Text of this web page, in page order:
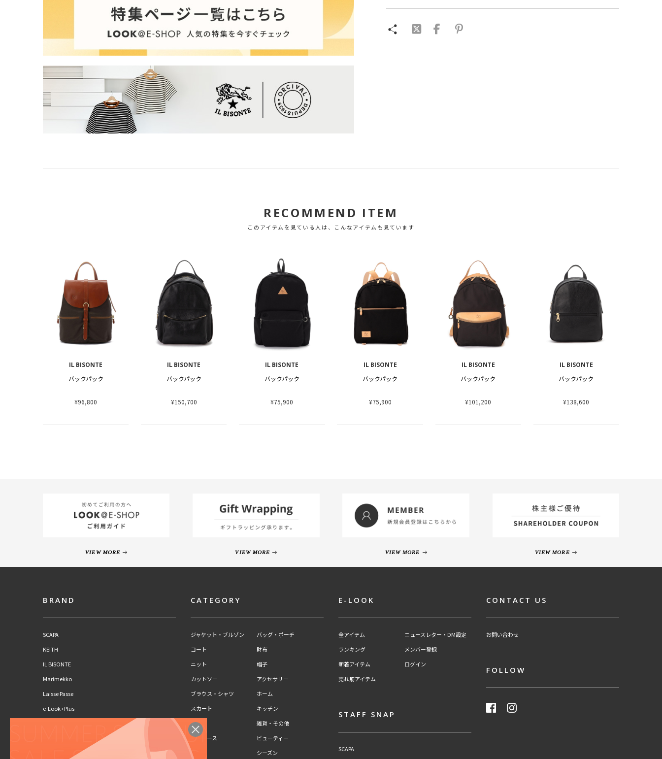
RECOMMEND ITEM
このアイテムを見ている人は、こんなアイテムも見ています
IL BISONTE
バックパック
¥96,800
IL BISONTE
バックパック
¥150,700
IL BISONTE
バックパック
¥75,900
IL BISONTE
バックパック
¥75,900
IL BISONTE
バックパック
¥101,200
IL BISONTE
バックパック
¥138,600
VIEW MORE VIEW MORE VIEW MORE VIEW MORE
BRAND
SCAPA
KEITH
IL BISONTE
Marimekko
Laisse Passe
e-Look+Plus
KEITH Lサイズ
CATEGORY
ジャケット・ブルゾン
コート
ニット
カットソー
ブラウス・シャツ
スカート
パンツ
ワンピース
キッズ
バッグ・ポーチ
財布
帽子
アクセサリー
ホーム
キッチン
雑貨・その他
ビューティー
シーズン
E-LOOK
全アイテム
ランキング
新着アイテム
売れ筋アイテム
ニュースレター・DM設定
メンバー登録
ログイン
CONTACT US
お問い合わせ
FOLLOW
STAFF SNAP
SCAPA